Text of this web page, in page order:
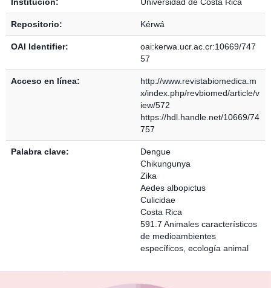
Repositorio: Kérwá
OAI Identifier:
oai:kerwa.ucr.ac.cr:10669/747
57
Acceso en línea:
http://www.revistabiomedica.m
x/index.php/revbiomed/article/v
iew/572
https://hdl.handle.net/10669/74
757
Palabra clave:
Dengue
Chikungunya
Zika
Aedes albopictus
Culicidae
Costa Rica
591.7 Animales característicos
de medioambientes
específicos, ecología animal